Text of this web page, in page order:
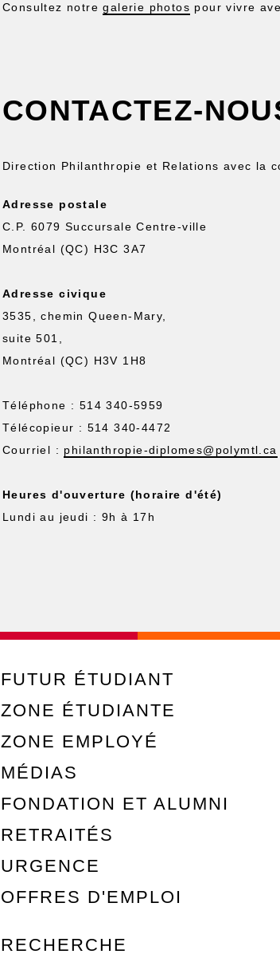
Consultez notregalerie photos pour vivre
CONTACTEZ-
Direction Philanthropie et Relations avec la
Adresse postale
C.P. 6079 Succursale Centre-ville
Montréal (QC) H3C 3A7
Adresse civique
3535, chemin Queen-Mary,
suite 501,
Montréal (QC) H3V 1H8
Téléphone : 514 340-5959
Télécopieur : 514 340-4472
Courriel : philanthropie-diplomes@polymtl.ca
Heures d'ouverture (horaire d'été)
Lundi au jeudi : 9h à 17h
FUTUR ÉTUDIANT
ZONE ÉTUDIANTE
ZONE EMPLOYÉ
MÉDIAS
FONDATION ET ALUMNI
RETRAITÉS
URGENCE
OFFRES D'EMPLOI
RECHERCHE